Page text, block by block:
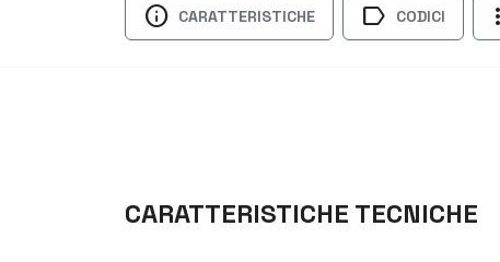
info CARATTERISTICHE label CODICI
CARATTERISTICHE TECNICHE